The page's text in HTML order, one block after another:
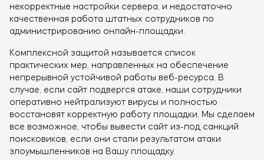
некорректные настройки сервера, и недостаточно
качественная работа штатных сотрудников по
администрированию онлайн-площадки.
Комплексной защитой называется список
практических мер, направленных на обеспечение
непрерывной устойчивой работы веб-ресурса. В
случае, если сайт подвергся атаке, наши сотрудники
оперативно нейтрализуют вирусы и полностью
восстановят корректную работу площадки. Мы сделаем
все возможное, чтобы вывести сайт из-под санкций
поисковиков, если они стали результатом атаки
злоумышленников на Вашу площадку.